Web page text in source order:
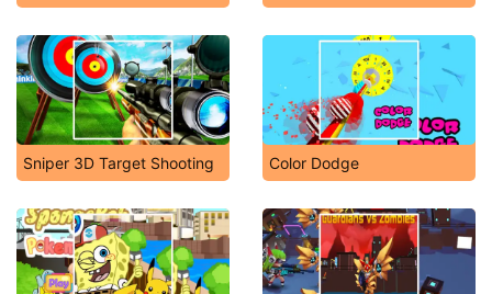
Sniper 3D Target Shooting Color Dodge